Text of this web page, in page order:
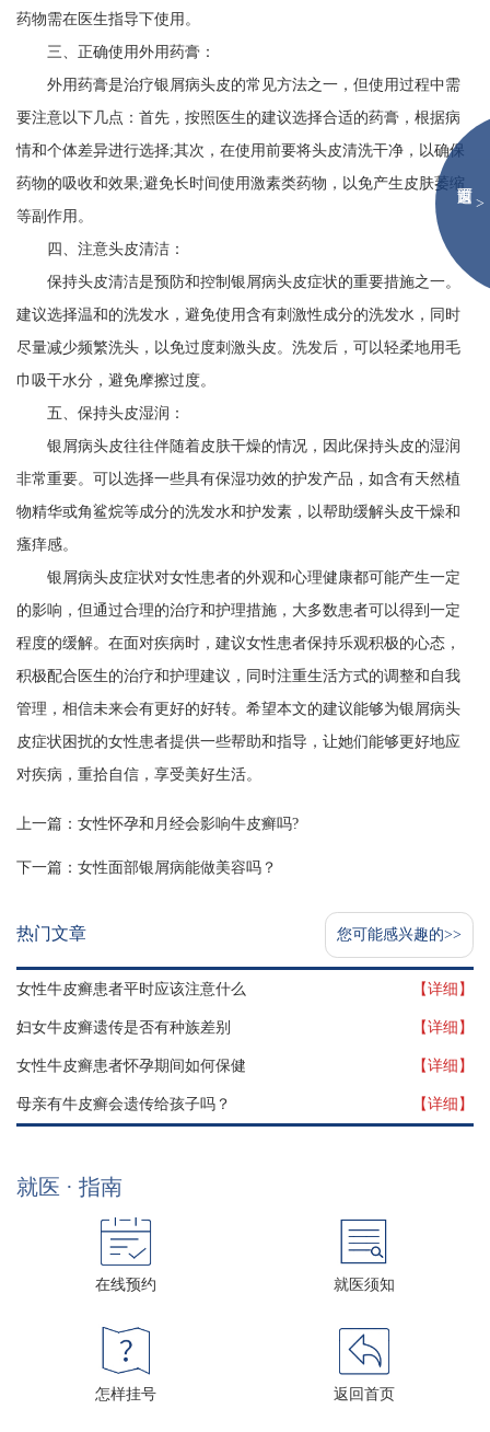
药物需在医生指导下使用。
三、正确使用外用药膏：
外用药膏是治疗银屑病头皮的常见方法之一，但使用过程中需
要注意以下几点：首先，按照医生的建议选择合适的药膏，根据病
情和个体差异进行选择;其次，在使用前要将头皮清洗干净，以确保
药物的吸收和效果;避免长时间使用激素类药物，以免产生皮肤萎缩
等副作用。
四、注意头皮清洁：
保持头皮清洁是预防和控制银屑病头皮症状的重要措施之一。
建议选择温和的洗发水，避免使用含有刺激性成分的洗发水，同时
尽量减少频繁洗头，以免过度刺激头皮。洗发后，可以轻柔地用毛
巾吸干水分，避免摩擦过度。
五、保持头皮湿润：
银屑病头皮往往伴随着皮肤干燥的情况，因此保持头皮的湿润
非常重要。可以选择一些具有保湿功效的护发产品，如含有天然植
物精华或角鲨烷等成分的洗发水和护发素，以帮助缓解头皮干燥和
瘙痒感。
银屑病头皮症状对女性患者的外观和心理健康都可能产生一定
的影响，但通过合理的治疗和护理措施，大多数患者可以得到一定
程度的缓解。在面对疾病时，建议女性患者保持乐观积极的心态，
积极配合医生的治疗和护理建议，同时注重生活方式的调整和自我
管理，相信未来会有更好的好转。希望本文的建议能够为银屑病头
皮症状困扰的女性患者提供一些帮助和指导，让她们能够更好地应
对疾病，重拾自信，享受美好生活。
上一篇： 女性怀孕和月经会影响牛皮癣吗?
下一篇： 女性面部银屑病能做美容吗？
热门文章 您可能感兴趣的>>
女性牛皮癣患者平时应该注意什么 【详细】
妇女牛皮癣遗传是否有种族差别 【详细】
女性牛皮癣患者怀孕期间如何保健 【详细】
母亲有牛皮癣会遗传给孩子吗？ 【详细】
就医 · 指南
在线预约 就医须知
怎样挂号 返回首页
>